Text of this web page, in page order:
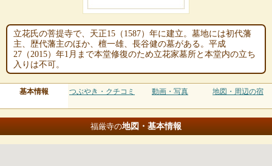
立花氏の菩提寺で、天正15（1587）年に建立。墓地には初代藩
主、歴代藩主のほか、檀一雄、長谷健の墓がある。平成
27（2015）年1月まで本堂修復のため立花家墓所と本堂内の立ち
入りは不可。
基本情報 つぶやき・クチコミ 動画・写真 地図・周辺の宿
福厳寺の地図・基本情報